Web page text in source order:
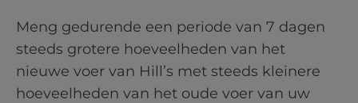
Meng gedurende een periode van 7 dagen
steeds grotere hoeveelheden van het
nieuwe voer van Hill’s met steeds kleinere
hoeveelheden van het oude voer van uw